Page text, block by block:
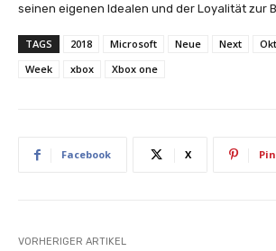
seinen eigenen Idealen und der Loyalität zur
TAGS 2018 Microsoft Neue Next
Week
xbox Xbox one
Facebook X
VORHERIGER ARTIKEL